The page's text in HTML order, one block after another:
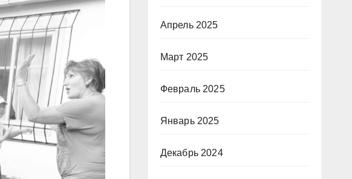
Апрель 2025
Март 2025
Февраль 2025
Январь 2025
Декабрь 2024